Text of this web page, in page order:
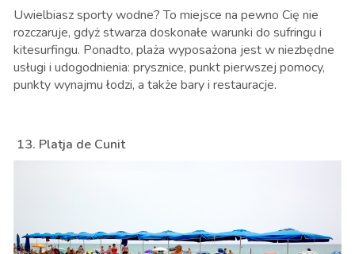
Uwielbiasz sporty wodne? To miejsce na pewno Cię nie
rozczaruje, gdyż stwarza doskonałe warunki do sufringu i
kitesurfingu. Ponadto, plaża wyposażona jest w niezbędne
usługi i udogodnienia: prysznice, punkt pierwszej pomocy,
punkty wynajmu łodzi, a także bary i restauracje.
13. Platja de Cunit